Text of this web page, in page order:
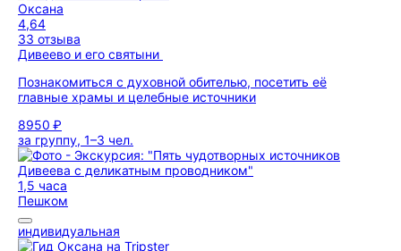
Оксана
4,64
33 отзыва
Дивеево и его святыни
Познакомиться с духовной обителью, посетить её
главные храмы и целебные источники
8950 ₽
за группу, 1–3 чел.
1,5 часа
Пешком
индивидуальная